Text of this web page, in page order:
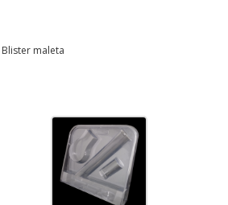
Blister maleta